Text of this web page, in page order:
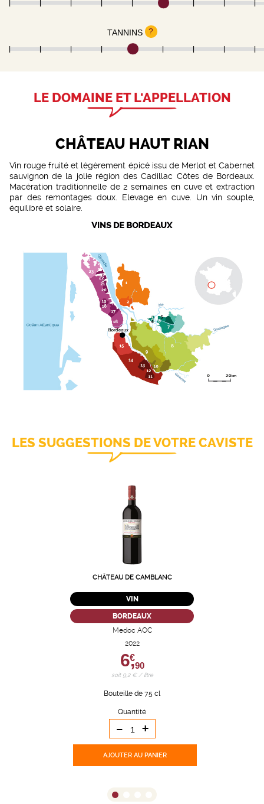
TANNINS ?
LE DOMAINE ET L'APPELLATION
CHÂTEAU HAUT RIAN
Vin rouge fruité et légèrement épicé issu de Merlot et Cabernet
sauvignon de la jolie région des Cadillac Côtes de Bordeaux.
Macération traditionnelle de 2 semaines en cuve et extraction
par des remontages doux. Elevage en cuve. Un vin souple,
équilibré et solaire.
LES SUGGESTIONS DE VOTRE CAVISTE
CHÂTEAU DE CAMBLANC
VIN
BORDEAUX
Medoc AOC
2022
6,
€
90
soit 9,2 € / litre
Bouteille de 75 cl
Quantité
- +
AJOUTER AU PANIER